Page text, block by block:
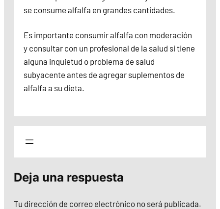
se consume alfalfa en grandes cantidades.
Es importante consumir alfalfa con moderación
y consultar con un profesional de la salud si tiene
alguna inquietud o problema de salud
subyacente antes de agregar suplementos de
alfalfa a su dieta.
Deja una respuesta
Tu dirección de correo electrónico no será publicada.